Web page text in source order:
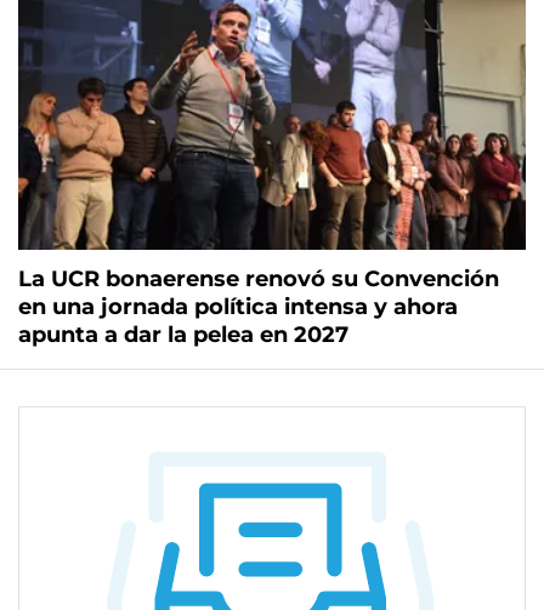
La UCR bonaerense renovó su Convención
en una jornada política intensa y ahora
apunta a dar la pelea en 2027